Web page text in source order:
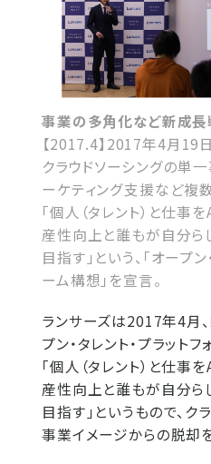
事業の多角化など新成
【2017.4】2017年4月19
クラウドソーシングの単
ーケティング支援など複
「個人（タレント）と仕事
産性向上と誰もが自分ら
目指す」という、「オープン
ーム構想」を宣言。
ランサーズは2017年4月
プン・タレント・プラット
「個人（タレント）と仕事
産性向上と誰もが自分ら
目指す」というもので、ク
事業イメージからの脱却